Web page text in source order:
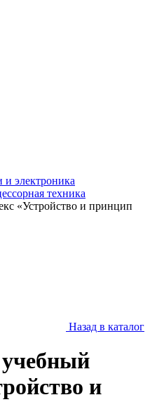
электроника
техника
«Устройство и принцип
Назад в каталог
и